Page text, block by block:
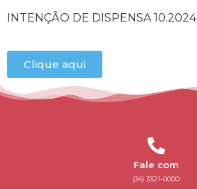
INTENÇÃO DE DISPENSA 10.2024
Clique aqui
Fale com
(34) 3321-0000